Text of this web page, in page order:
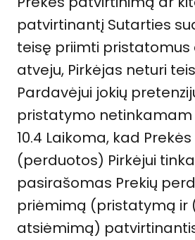
patvirtinantį Sutarties
teisę priimti pristatomus
atveju, Pirkėjas neturi
Pardavėjui jokių
pristatymo netinkamam
10.4 Laikoma, kad
(perduotos) Pirkėjui
pasirašomas Prekių
priėmimą (pristatymą ir
atsiėmimą)